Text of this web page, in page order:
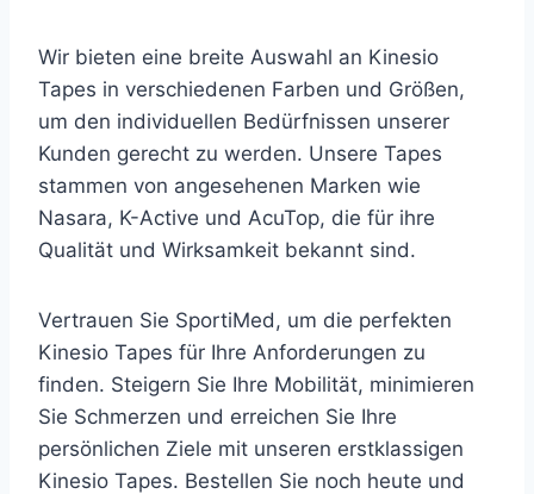
Wir bieten eine breite Auswahl an Kinesio
Tapes in verschiedenen Farben und Größen,
um den individuellen Bedürfnissen unserer
Kunden gerecht zu werden. Unsere Tapes
stammen von angesehenen Marken wie
Nasara, K-Active und AcuTop, die für ihre
Qualität und Wirksamkeit bekannt sind.
Vertrauen Sie SportiMed, um die perfekten
Kinesio Tapes für Ihre Anforderungen zu
finden. Steigern Sie Ihre Mobilität, minimieren
Sie Schmerzen und erreichen Sie Ihre
persönlichen Ziele mit unseren erstklassigen
Kinesio Tapes. Bestellen Sie noch heute und